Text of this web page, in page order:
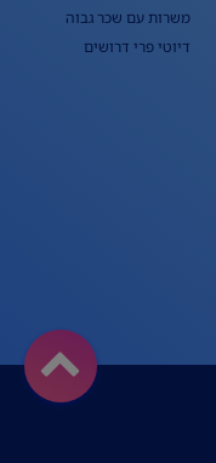
משרות עם שכר גבוה
דיוטי פרי דרושים